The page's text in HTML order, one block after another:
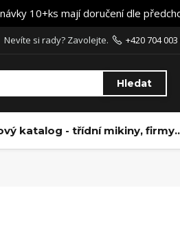
10+ks mají doručení dle
Hledat
Nevíte si rady? Zavolejte. +420 704 003
katalog - třídní mikiny, firmy..